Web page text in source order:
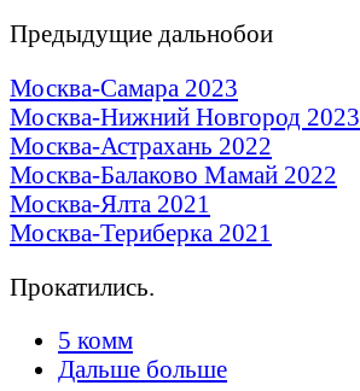
Предыдущие дальнобои
Москва-Самара 2023
Москва-Нижний Новгород 2023
Москва-Астрахань 2022
Москва-Балаково Мамай 2022
Москва-Ялта 2021
Москва-Териберка 2021
Прокатились.
5 комм
Дальше больше